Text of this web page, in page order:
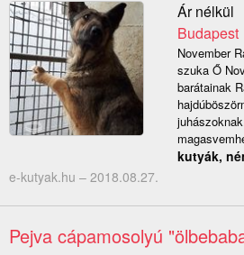
Ár nélkül
Budapest
November
szuka Ő
barátainak
kutyák,
e-kutyak.hu – 2018.08.27.
Pejva cápamosolyú